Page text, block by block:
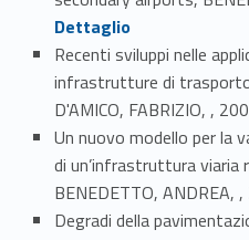
Dettaglio
Recenti sviluppi nelle
infrastrutture di
D'AMICO, FABRIZIO, ,
Un nuovo modello per la
di un’infrastruttura viaria
BENEDETTO, ANDREA,
Degradi della